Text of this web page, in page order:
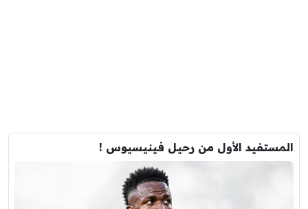
المستفيد الأول من رحيل فينيسيوس !